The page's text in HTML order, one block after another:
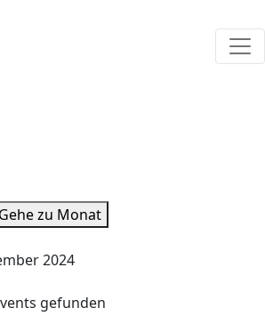
Gehe zu Monat
2024
gefunden